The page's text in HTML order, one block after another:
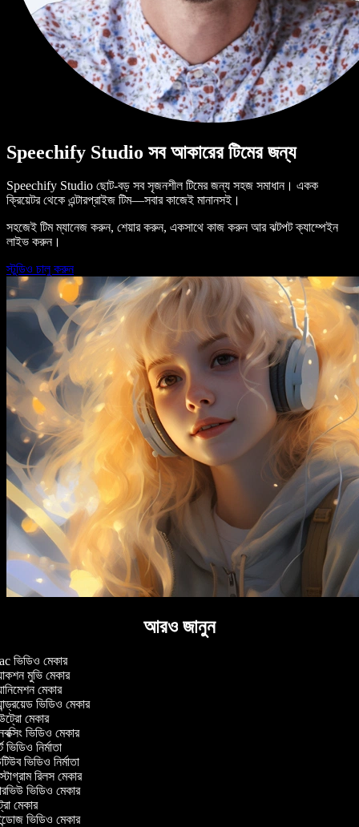
Speechify Studio সব আকারের টিমের জন্য
Speechify Studio ছোট-বড় সব সৃজনশীল টিমের জন্য সহজ সমাধান। একক
ক্রিয়েটর থেকে এন্টারপ্রাইজ টিম—সবার কাজেই মানানসই।
সহজেই টিম ম্যানেজ করুন, শেয়ার করুন, একসাথে কাজ করুন আর ঝটপট ক্যাম্পেইন
লাইভ করুন।
স্টুডিও চালু করুন
আরও জানুন
ভিডিও মেকার
মুভি মেকার
মেকার
ভিডিও মেকার
মেকার
ভিডিও মেকার
নির্মাতা
ভিডিও নির্মাতা
রিলস মেকার
ভিডিও মেকার
মেকার
ভিডিও মেকার